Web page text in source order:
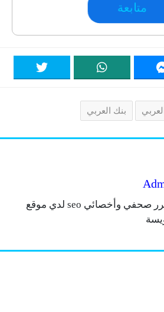
متابعة
بنك العربي
محرر صحفي وأخصائي seo لدي موقع